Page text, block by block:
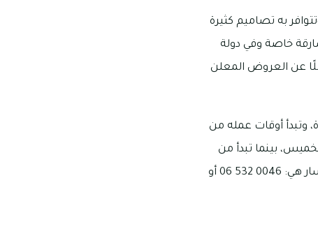
به تصاميم كثيرة
خاصة وفي دولة
عن العروض المعلن
وتبدأ أوقات عمله من
مساءً يوم السبت وحتى الخميس، بينما تبدأ من
الساعة 5 صباحًا إلى 10 مساءً يوم الجمعة، وأرقام التواصل التي تمنح العملاء فرصة الاستفسار هي: 0046 532 06 أو